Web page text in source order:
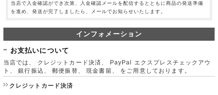
当店で入金確認ができ次第、入金確認メールを配信するとともに商品の発送準備
を進め、発送が完了しましたら、メールでお知らせいたします。
インフォメーション
お支払いについて
当店では、 クレジットカード決済、 PayPal エクスプレスチェックアウ
ト、 銀行振込、 郵便振替、 現金書留、 をご用意しております。
クレジットカード決済